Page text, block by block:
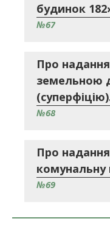
будинок
№67
Про
земельною
№68
Про
комунальну
№69